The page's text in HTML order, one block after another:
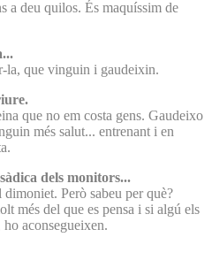
a deu quilos. És maquíssim de
la, que vinguin i gaudeixin.
que no em costa gens. Gaudeixo
més salut... entrenant i en
dels monitors...
Però sabeu per què?
més del que es pensa i si algú els
aconsegueixen.